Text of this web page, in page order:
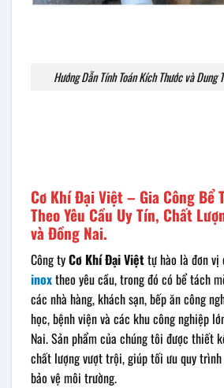
Hướng Dẫn Tính Toán Kích Thước và Dung
Cơ Khí Đại Việt – Gia Công Bể
Theo Yêu Cầu Uy Tín, Chất
và Đồng Nai.
Công tyCơ Khí Đại Việttự hào là đơn vị
inoxtheo yêu cầu, trong đó có bể tách
các nhà hàng, khách sạn, bếp ăn công
học, bệnh viện và các khu công nghiệp
Nai. Sản phẩm của chúng tôi được thiết
chất lượng vượt trội, giúp tối ưu quy
bảo vệ môi trường.